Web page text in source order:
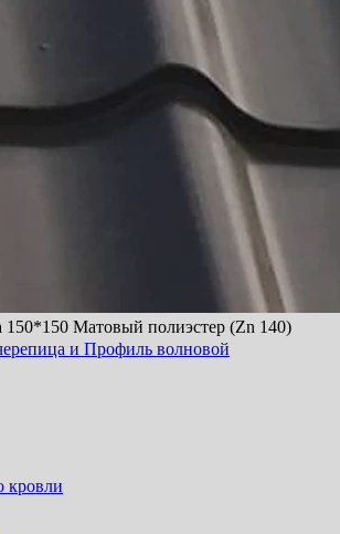
150*150 Матовый полиэстер (Zn 140)
и Профиль волновой
кровли